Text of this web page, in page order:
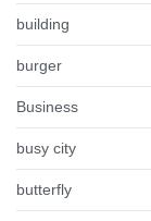
building
burger
Business
busy city
butterfly